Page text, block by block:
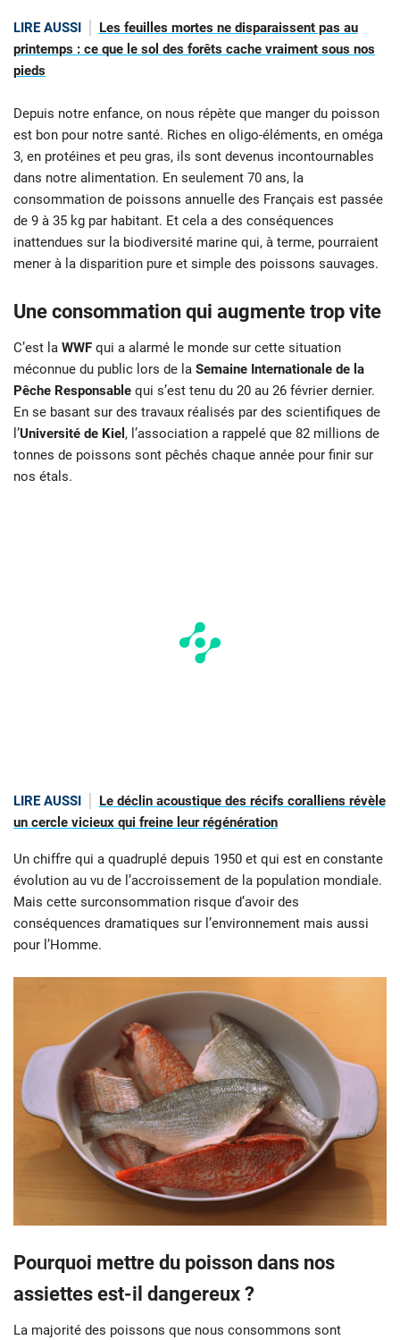
LIRE AUSSI
Les feuilles mortes ne disparaissent pas au
printemps : ce que le sol des forêts cache vraiment sous nos
pieds
Depuis notre enfance, on nous répète que manger du poisson
est bon pour notre santé. Riches en oligo-éléments, en oméga
3, en protéines et peu gras, ils sont devenus incontournables
dans notre alimentation. En seulement 70 ans, la
consommation de poissons annuelle des Français est passée
de 9 à 35 kg par habitant. Et cela a des conséquences
inattendues sur la biodiversité marine qui, à terme, pourraient
mener à la disparition pure et simple des poissons sauvages.
Une consommation qui augmente trop vite
C’est la WWF qui a alarmé le monde sur cette situation
méconnue du public lors de la Semaine Internationale de la
Pêche Responsable qui s’est tenu du 20 au 26 février dernier.
En se basant sur des travaux réalisés par des scientifiques de
l’Université de Kiel , l’association a rappelé que 82 millions de
tonnes de poissons sont pêchés chaque année pour finir sur
nos étals.
LIRE AUSSI
Le déclin acoustique des récifs coralliens révèle
un cercle vicieux qui freine leur régénération
Un chiffre qui a quadruplé depuis 1950 et qui est en constante
évolution au vu de l’accroissement de la population mondiale.
Mais cette surconsommation risque d’avoir des
conséquences dramatiques sur l’environnement mais aussi
pour l’Homme.
Pourquoi mettre du poisson dans nos
assiettes est-il dangereux ?
La majorité des poissons que nous consommons sont